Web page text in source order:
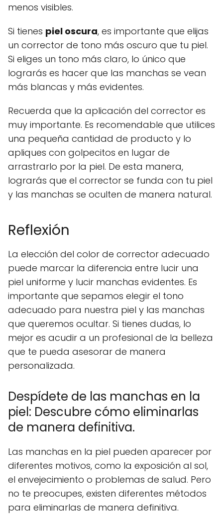
menos visibles.
Si tienes piel oscura, es importante que elijas
un corrector de tono más oscuro que tu piel.
Si eliges un tono más claro, lo único que
lograrás es hacer que las manchas se vean
más blancas y más evidentes.
Recuerda que la aplicación del corrector es
muy importante. Es recomendable que utilices
una pequeña cantidad de producto y lo
apliques con golpecitos en lugar de
arrastrarlo por la piel. De esta manera,
lograrás que el corrector se funda con tu piel
y las manchas se oculten de manera natural.
Reflexión
La elección del color de corrector adecuado
puede marcar la diferencia entre lucir una
piel uniforme y lucir manchas evidentes. Es
importante que sepamos elegir el tono
adecuado para nuestra piel y las manchas
que queremos ocultar. Si tienes dudas, lo
mejor es acudir a un profesional de la belleza
que te pueda asesorar de manera
personalizada.
Despídete de las manchas en la
piel: Descubre cómo eliminarlas
de manera definitiva.
Las manchas en la piel pueden aparecer por
diferentes motivos, como la exposición al sol,
el envejecimiento o problemas de salud. Pero
no te preocupes, existen diferentes métodos
para eliminarlas de manera definitiva.